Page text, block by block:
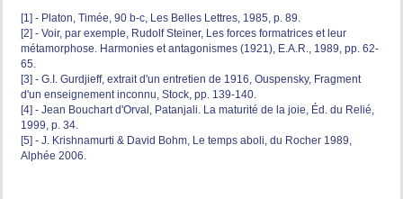
[1] - Platon, Timée, 90 b-c, Les Belles Lettres, 1985, p. 89.
[2] - Voir, par exemple, Rudolf Steiner, Les forces formatrices et leur
métamorphose. Harmonies et antagonismes (1921), E.A.R., 1989, pp. 62-
65.
[3] - G.I. Gurdjieff, extrait d'un entretien de 1916, Ouspensky, Fragment
d'un enseignement inconnu, Stock, pp. 139-140.
[4] - Jean Bouchart d'Orval, Patanjali. La maturité de la joie, Éd. du Relié,
1999, p. 34.
[5] - J. Krishnamurti & David Bohm, Le temps aboli, du Rocher 1989,
Alphée 2006.